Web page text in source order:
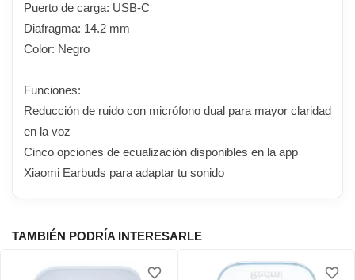
Puerto de carga: USB-C
Diafragma: 14.2 mm
Color: Negro
Funciones:
Reducción de ruido con micrófono dual para mayor claridad
en la voz
Cinco opciones de ecualización disponibles en la app
Xiaomi Earbuds para adaptar tu sonido
TAMBIÉN PODRÍA INTERESARLE
favorite_border favorite_border